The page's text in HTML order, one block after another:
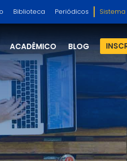
Biblioteca Periódicos
ACADÊMICO BLOG